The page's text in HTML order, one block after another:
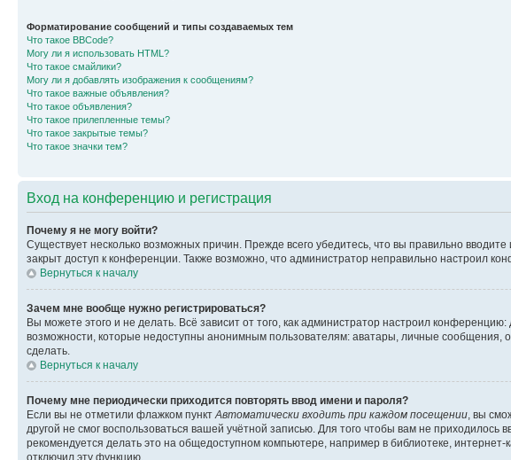
Форматирование сообщений и типы создаваемых тем
Что такое BBCode?
Могу ли я использовать HTML?
Что такое смайлики?
Могу ли я добавлять изображения к сообщениям?
Что такое важные объявления?
Что такое объявления?
Что такое прилепленные темы?
Что такое закрытые темы?
Что такое значки тем?
Вход на конференцию и регистрация
Почему я не могу войти?
Существует несколько возможных причин. Прежде всего убедитесь, что вы правильно
закрыт доступ к конференции. Также возможно, что администратор неправильно настроил
Вернуться к началу
Зачем мне вообще нужно регистрироваться?
Вы можете этого и не делать. Всё зависит от того, как администратор настроил
возможности, которые недоступны анонимным пользователям: аватары, личные сообщения,
сделать.
Вернуться к началу
Почему мне периодически приходится повторять ввод имени и пароля?
Если вы не отметили флажком пункт Автоматически входить при каждом посещении , вы
другой не смог воспользоваться вашей учётной записью. Для того чтобы вам не
рекомендуется делать это на общедоступном компьютере, например в библиотеке, интернет-
отключил эту функцию.